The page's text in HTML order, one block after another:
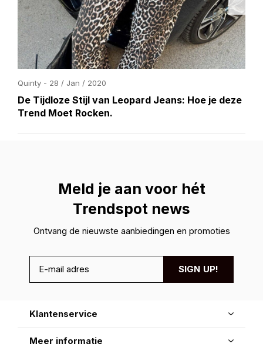
Quinty - 28 / Jan / 2020
De Tijdloze Stijl van Leopard Jeans: Hoe je deze
Trend Moet Rocken.
Meld je aan voor hét
Trendspot news
Ontvang de nieuwste aanbiedingen en promoties
SIGN UP!
Klantenservice
Meer informatie